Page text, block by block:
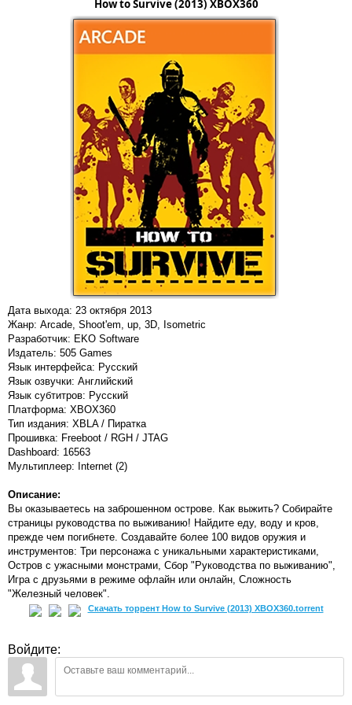
How to Survive (2013) XBOX360
Дата выхода: 23 октября 2013
Жанр: Arcade, Shoot'em, up, 3D, Isometric
Разработчик: EKO Software
Издатель: 505 Games
Язык интерфейса: Русский
Язык озвучки: Английский
Язык субтитров: Русский
Платформа: XBOX360
Тип издания: XBLA / Пиратка
Прошивка: Freeboot / RGH / JTAG
Dashboard: 16563
Мультиплеер: Internet (2)
Описание:
Вы оказываетесь на заброшенном острове. Как выжить? Собирайте
страницы руководства по выживанию! Найдите еду, воду и кров,
прежде чем погибнете. Создавайте более 100 видов оружия и
инструментов: Три персонажа с уникальными характеристиками,
Остров с ужасными монстрами, Сбор "Руководства по выживанию",
Игра с друзьями в режиме офлайн или онлайн, Сложность
"Железный человек".
Скачать торрент How to Survive (2013) XBOX360.torrent
Войдите: